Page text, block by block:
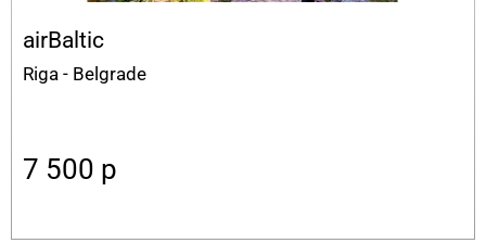
airBaltic
Riga - Belgrade
7 500 p